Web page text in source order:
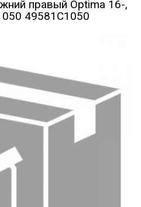
правый Optima 16-,
49581C1050